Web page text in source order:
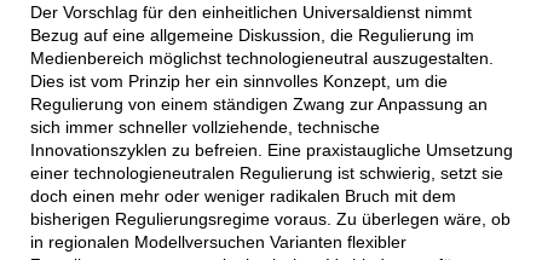
Der Vorschlag für den einheitlichen Universaldienst nimmt
Bezug auf eine allgemeine Diskussion, die Regulierung im
Medienbereich möglichst technologieneutral auszugestalten.
Dies ist vom Prinzip her ein sinnvolles Konzept, um die
Regulierung von einem ständigen Zwang zur Anpassung an
sich immer schneller vollziehende, technische
Innovationszyklen zu befreien. Eine praxistaugliche Umsetzung
einer technologieneutralen Regulierung ist schwierig, setzt sie
doch einen mehr oder weniger radikalen Bruch mit dem
bisherigen Regulierungsregime voraus. Zu überlegen wäre, ob
in regionalen Modellversuchen Varianten flexibler